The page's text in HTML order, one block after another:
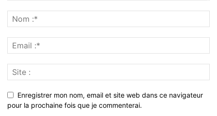
Enregistrer mon nom, email et site web dans ce navigateur
pour la prochaine fois que je commenterai.